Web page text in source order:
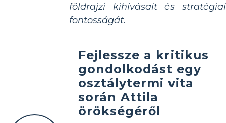
földrajzi kihívásait és stratégiai
fontosságát.
Fejlessze a kritikus
gondolkodást egy
osztálytermi vita
során Attila
örökségéről